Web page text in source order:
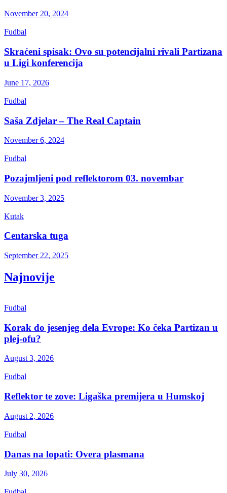
November 20, 2024
Fudbal
Skraćeni spisak: Ovo su potencijalni rivali Partizana
u Ligi konferencija
June 17, 2026
Fudbal
Saša Zdjelar – The Real Captain
November 6, 2024
Fudbal
Pozajmljeni pod reflektorom 03. novembar
November 3, 2025
Kutak
Centarska tuga
September 22, 2025
Najnovije
Fudbal
Korak do jesenjeg dela Evrope: Ko čeka Partizan u
plej-ofu?
August 3, 2026
Fudbal
Reflektor te zove: Ligaška premijera u Humskoj
August 2, 2026
Fudbal
Danas na lopati: Overa plasmana
July 30, 2026